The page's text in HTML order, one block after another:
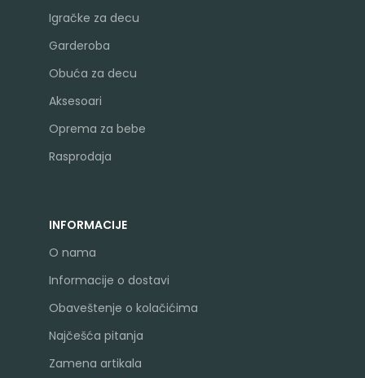
Igračke za decu
Garderoba
Obuća za decu
Aksesoari
Oprema za bebe
Rasprodaja
INFORMACIJE
O nama
Informacije o dostavi
Obaveštenje o kolačićima
Najčešća pitanja
Zamena artikala